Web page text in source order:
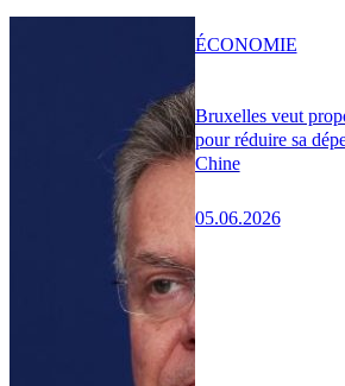
Bruxelles veut
pour réduire sa
Chine
05.06.2026
ÉCONOMIE